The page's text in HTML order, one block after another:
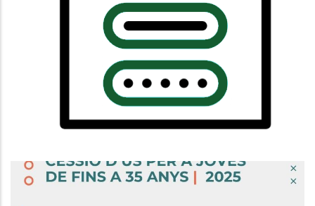
Altres
Habitatge